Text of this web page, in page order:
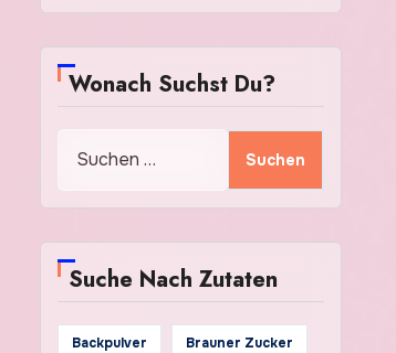
Wonach Suchst Du?
Suche Nach Zutaten
Backpulver Brauner Zucker